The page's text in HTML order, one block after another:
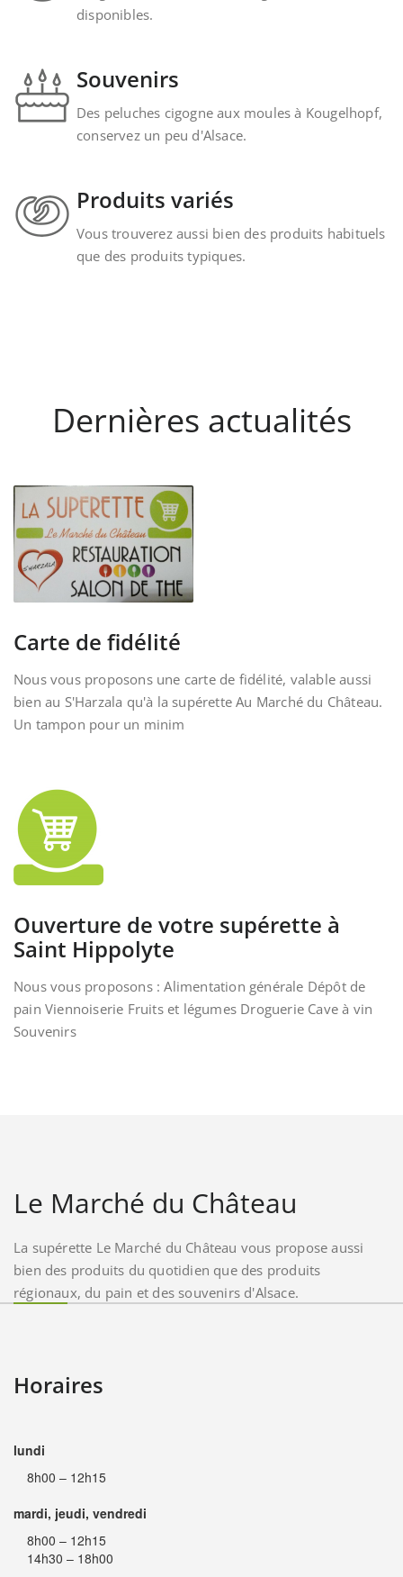
disponibles.
Souvenirs
Des peluches cigogne aux moules à Kougelhopf,
conservez un peu d'Alsace.
Produits variés
Vous trouverez aussi bien des produits habituels
que des produits typiques.
Dernières actualités
Carte de fidélité
Nous vous proposons une carte de fidélité, valable aussi
bien au S'Harzala qu'à la supérette Au Marché du Château.
Un tampon pour un minim
Ouverture de votre supérette à
Saint Hippolyte
Nous vous proposons : Alimentation générale Dépôt de
pain Viennoiserie Fruits et légumes Droguerie Cave à vin
Souvenirs
Le Marché du Château
La supérette Le Marché du Château vous propose aussi
bien des produits du quotidien que des produits
régionaux, du pain et des souvenirs d'Alsace.
Horaires
lundi
8h00 – 12h15
mardi, jeudi, vendredi
8h00 – 12h15
14h30 – 18h00